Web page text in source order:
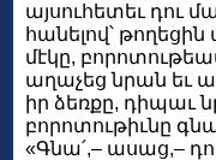
այսուհետեւ դու
հանելով՝
մէկը,
աղաչեց նրան եւ
իր ձեռքը, դիպաւ
բորոտութիւնը
«Գնա՛,– ասաց,–